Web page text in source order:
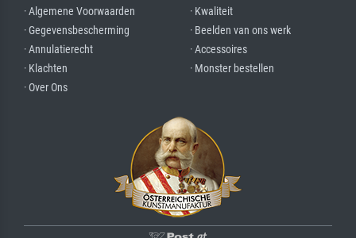
· Algemene Voorwaarden
· Gegevensbescherming
· Annulatierecht
· Klachten
· Over Ons
· Kwaliteit
· Beelden van ons werk
· Accessoires
· Monster bestellen